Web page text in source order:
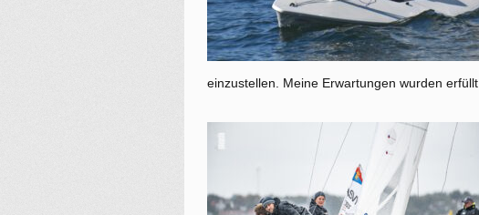
einzustellen. Meine Erwartungen wurden erfüllt